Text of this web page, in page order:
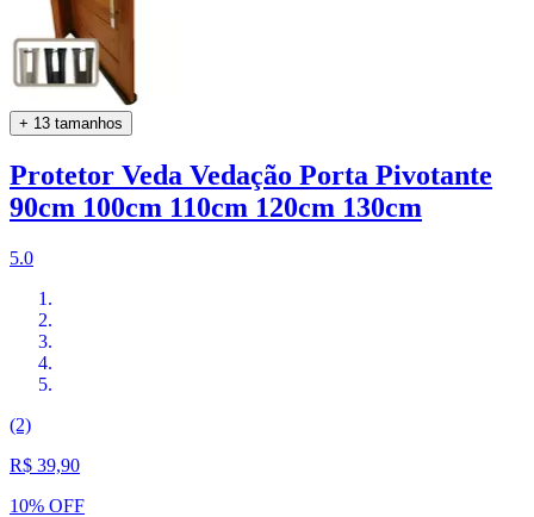
+ 13 tamanhos
Protetor Veda Vedação Porta Pivotante
90cm 100cm 110cm 120cm 130cm
5.0
(2)
R$ 39,90
10% OFF